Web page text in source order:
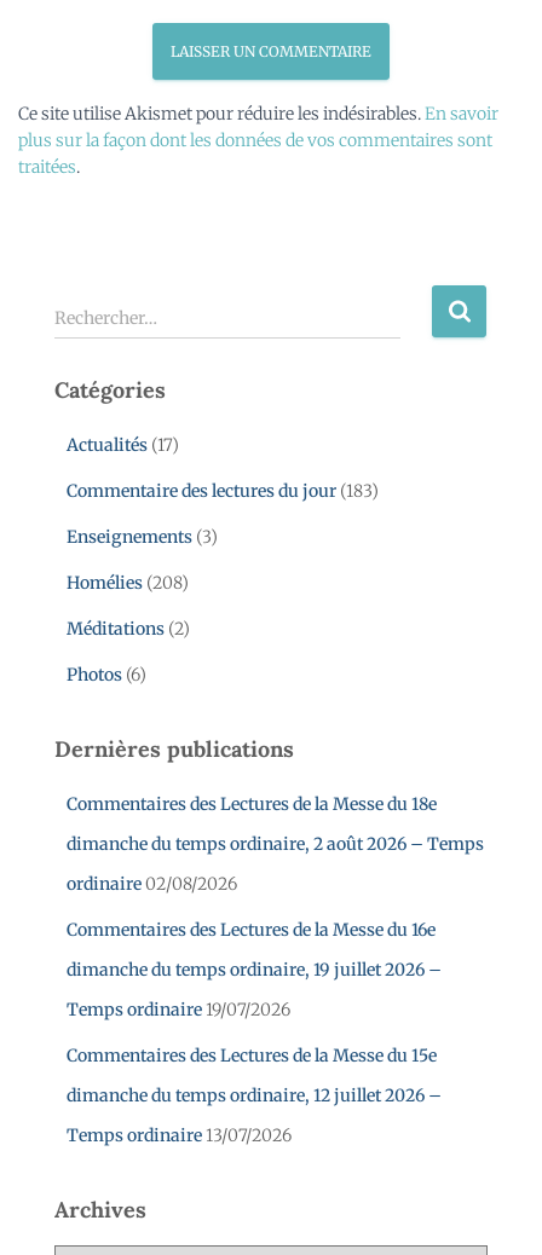
Ce site utilise Akismet pour réduire les indésirables.En savoir
plus sur la façon dont les données de vos commentaires sont
traitées.
Rechercher…
Catégories
Actualités (17)
Commentaire des lectures du jour (183)
Enseignements (3)
Homélies (208)
Méditations (2)
Photos (6)
Dernières publications
Commentaires des Lectures de la Messe du 18e
dimanche du temps ordinaire, 2 août 2026 – Temps
ordinaire02/08/2026
Commentaires des Lectures de la Messe du 16e
dimanche du temps ordinaire, 19 juillet 2026 –
Temps ordinaire 19/07/2026
Commentaires des Lectures de la Messe du 15e
dimanche du temps ordinaire, 12 juillet 2026 –
Temps ordinaire 13/07/2026
Archives